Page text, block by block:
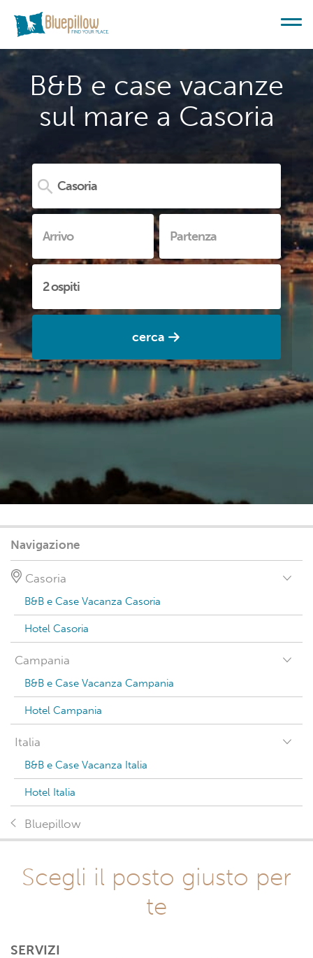
B&B e case vacanze
sul mare a Casoria
cerca
Navigazione
Casoria
B&B e Case Vacanza Casoria
Hotel Casoria
Campania
B&B e Case Vacanza Campania
Hotel Campania
Italia
B&B e Case Vacanza Italia
Hotel Italia
Bluepillow
Scegli il posto giusto per
te
SERVIZI